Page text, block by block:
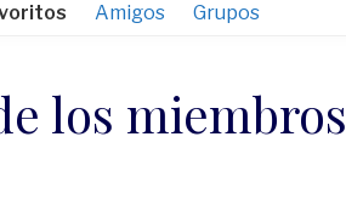
Amigos Grupos
los miembros